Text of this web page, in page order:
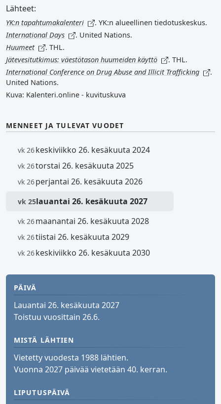
Lähteet:
YK:n tapahtumakalenteri
. YK:n alueellinen tiedotuskeskus.
International Days
. United Nations.
Huumeet
. THL.
Jätevesitutkimus: väestötason huumeiden käyttö
. THL.
International Conference on Drug Abuse and Illicit Trafficking
.
United Nations.
Kuva: Kalenteri.online - kuvituskuva
MENNEET JA TULEVAT VUODET
vk 26keskiviikko 26. kesäkuuta 2024
vk 26torstai 26. kesäkuuta 2025
vk 26perjantai 26. kesäkuuta 2026
vk 25lauantai 26. kesäkuuta 2027
vk 26maanantai 26. kesäkuuta 2028
vk 26tiistai 26. kesäkuuta 2029
vk 26keskiviikko 26. kesäkuuta 2030
PÄIVÄ
Lauantai 26. kesäkuuta 2027
Toistuu vuosittain 26.6.
MISTÄ LÄHTIEN
Vietetty vuodesta 1988 lähtien.
Vuonna 2027 päivää vietetään 40. kerran.
LIPUTUSPÄIVÄ